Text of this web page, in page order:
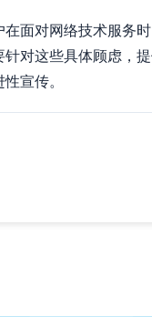
面对网络技术服务
对这些具体顾虑，
宣传。